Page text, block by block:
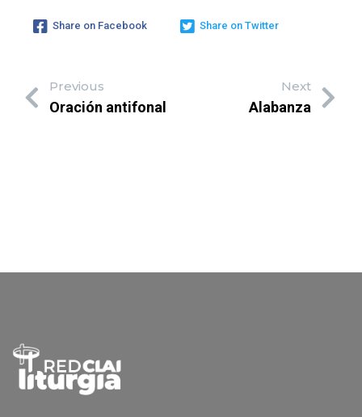
Share on Facebook Share on Twitter
Previous
Oración antifonal
Next
Alabanza